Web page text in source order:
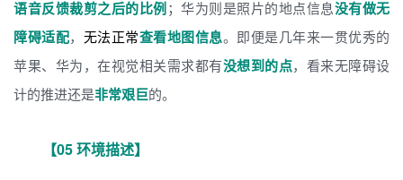
语音反馈裁剪之后的比例；华为则是照片的地点信息没有做无
障碍适配， 无法正常查看地图信息。即便是几年来一贯优秀的
苹果、华为，在视觉相关需求都有没想到的点，看来无障碍设
计的推进还是非常艰巨的。
【05 环境描述】